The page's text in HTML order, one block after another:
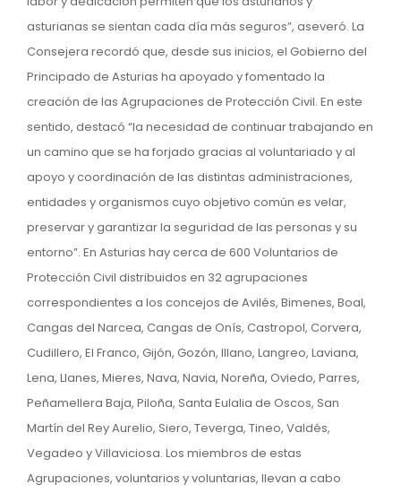
asturianas se sientan cada día más seguros”, aseveró. La
Consejera recordó que, desde sus inicios, el Gobierno del
Principado de Asturias ha apoyado y fomentado la
creación de las Agrupaciones de Protección Civil. En este
sentido, destacó “la necesidad de continuar trabajando en
un camino que se ha forjado gracias al voluntariado y al
apoyo y coordinación de las distintas administraciones,
entidades y organismos cuyo objetivo común es velar,
preservar y garantizar la seguridad de las personas y su
entorno”. En Asturias hay cerca de 600 Voluntarios de
Protección Civil distribuidos en 32 agrupaciones
correspondientes a los concejos de Avilés, Bimenes, Boal,
Cangas del Narcea, Cangas de Onís, Castropol, Corvera,
Cudillero, El Franco, Gijón, Gozón, Illano, Langreo, Laviana,
Lena, Llanes, Mieres, Nava, Navia, Noreña, Oviedo, Parres,
Peñamellera Baja, Piloña, Santa Eulalia de Oscos, San
Martín del Rey Aurelio, Siero, Teverga, Tineo, Valdés,
Vegadeo y Villaviciosa. Los miembros de estas
Agrupaciones, voluntarios y voluntarias, llevan a cabo